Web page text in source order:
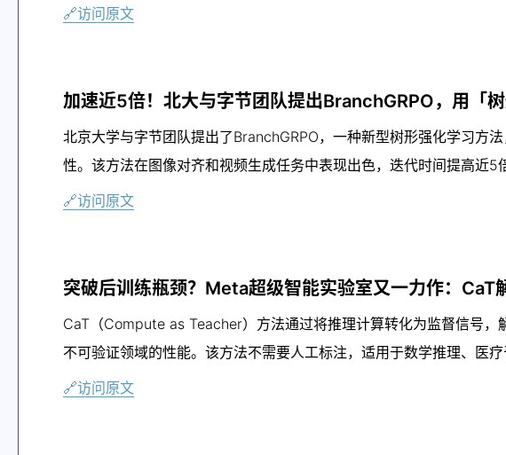
🔗访问原文
加速近5倍！北大与字节团队提出BranchGRPO，用「
北京大学与字节团队提出了BranchGRPO，一种新型树形强化学习方
性。该方法在图像对齐和视频生成任务中表现出色，迭代时间提高近5
🔗访问原文
突破后训练瓶颈？Meta超级智能实验室又一力作：CaT
CaT（Compute as Teacher）方法通过将推理计算转化为监督信号
不可验证领域的性能。该方法不需要人工标注，适用于数学推理、医疗
🔗访问原文